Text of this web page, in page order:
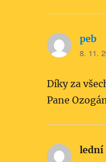
peb
8. 11.
Díky za
Pane